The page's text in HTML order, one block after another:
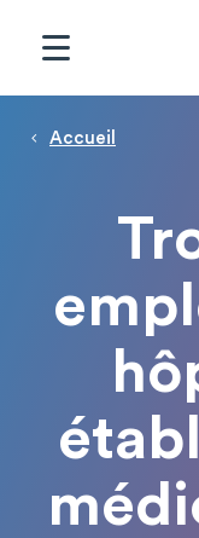
Page
Fil d'Ariane
Accueil
Panneau de